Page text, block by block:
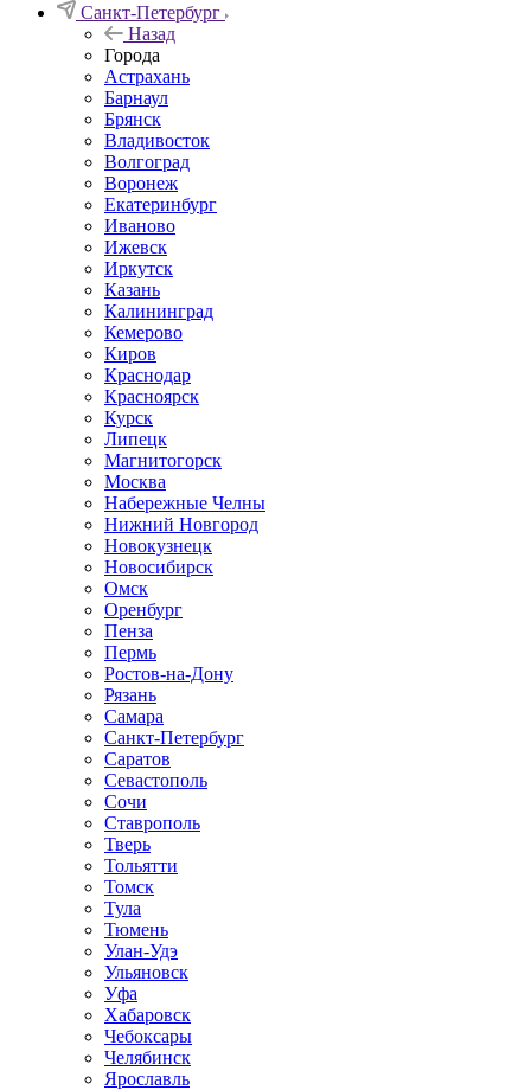
Санкт-Петербург
Назад
Города
Астрахань
Барнаул
Брянск
Владивосток
Волгоград
Воронеж
Екатеринбург
Иваново
Ижевск
Иркутск
Казань
Калининград
Кемерово
Киров
Краснодар
Красноярск
Курск
Липецк
Магнитогорск
Москва
Набережные Челны
Нижний Новгород
Новокузнецк
Новосибирск
Омск
Оренбург
Пенза
Пермь
Ростов-на-Дону
Рязань
Самара
Санкт-Петербург
Саратов
Севастополь
Сочи
Ставрополь
Тверь
Тольятти
Томск
Тула
Тюмень
Улан-Удэ
Ульяновск
Уфа
Хабаровск
Чебоксары
Челябинск
Ярославль